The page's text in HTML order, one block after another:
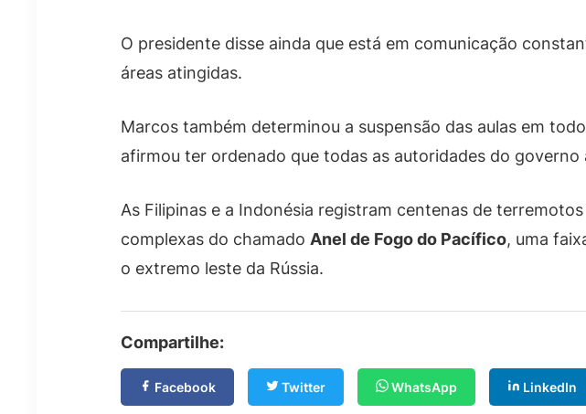
O presidente disse ainda que está em comunicação
áreas atingidas.
Marcos também determinou a suspensão das aulas em
afirmou ter ordenado que todas as autoridades do
As Filipinas e a Indonésia registram centenas de
complexas do chamado Anel de Fogo do Pacífico, uma
o extremo leste da Rússia.
Compartilhe:
Facebook Twitter WhatsApp LinkedIn